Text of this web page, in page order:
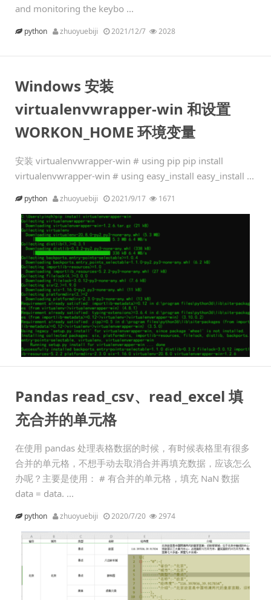
and monitoring the keybo ...
python zhuoyuebiji 2021/12/7 2028
Windows 安装
virtualenvwrapper-win 和设置
WORKON_HOME 环境变量
安装 virtualenvwrapper-win # using pip pip install
virtualenvwrapper-win # using easy_install easy_install ...
python zhuoyuebiji 2021/9/17 1671
Pandas read_csv、read_excel 填
充合并的单元格
在使用 pandas 处理表格数据的时候，有时候表格里有很多
合并的单元格，不想手动去取消合并再填充数据，应该怎么
办呢？主要是使用： # 有合并的单元格，填充 NaN 数据
data = data. ...
python zhuoyuebiji 2020/7/20 2974